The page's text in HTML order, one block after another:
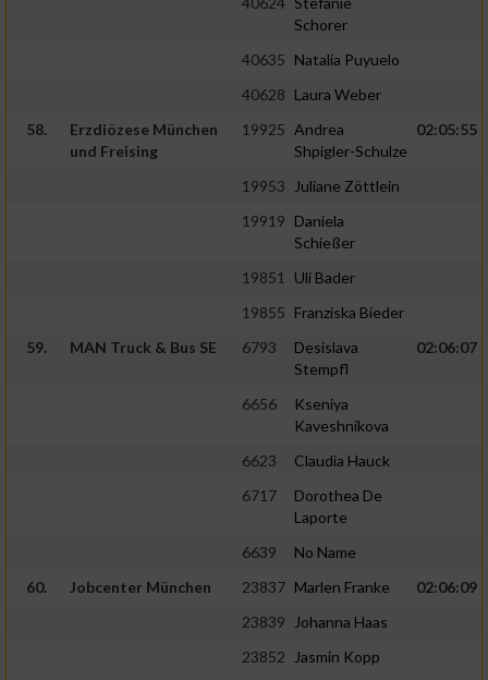
Schorer
40635 Natalia Puyuelo
40628 Laura Weber
58.
Erzdiözese München
und Freising
19925 Andrea
Shpigler-Schulze
02:05:55
19953
Juliane Zöttlein
19919 Daniela
Schießer
19851
Uli Bader
19855 Franziska Bieder
59.
MAN Truck & Bus SE 6793
Desislava
Stempfl
02:06:07
6656
Kseniya
Kaveshnikova
6623
Claudia Hauck
6717
Dorothea De
Laporte
6639
No Name
60.
Jobcenter München 23837 Marlen Franke
02:06:09
23839
Johanna Haas
23852
Jasmin Kopp